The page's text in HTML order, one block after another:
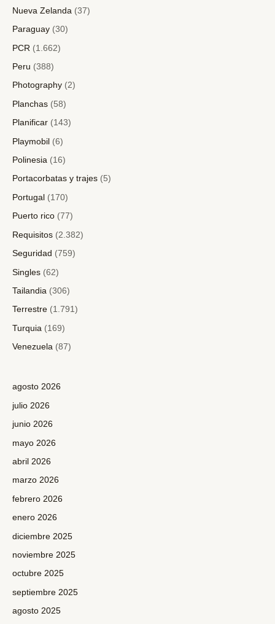
Nueva Zelanda (37)
Paraguay (30)
PCR (1.662)
Peru (388)
Photography (2)
Planchas (58)
Planificar (143)
Playmobil (6)
Polinesia (16)
Portacorbatas y trajes (5)
Portugal (170)
Puerto rico (77)
Requisitos (2.382)
Seguridad (759)
Singles (62)
Tailandia (306)
Terrestre (1.791)
Turquia (169)
Venezuela (87)
agosto 2026
julio 2026
junio 2026
mayo 2026
abril 2026
marzo 2026
febrero 2026
enero 2026
diciembre 2025
noviembre 2025
octubre 2025
septiembre 2025
agosto 2025